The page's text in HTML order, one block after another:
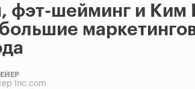
фэт-шейминг и Ким
Inc.com